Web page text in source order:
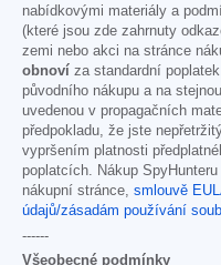
nabídkovými materiály a
(které jsou zde zahrnuty
zemi nebo akci na stránce
obnoví za standardní
původního nákupu a na
uvedenou v propagačních
předpokladu, že jste
vypršením platnosti
poplatcích. Nákup
nákupní stránce, smlouvě
údajů/zásadám používání
------
Všeobecné podmínky